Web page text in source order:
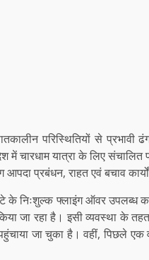
परिस्थितियों से प्रभावी
यात्रा के लिए संचालित
प्रबंधन, राहत एवं बचाव कार्यों
के निःशुल्क फ्लाइंग ऑवर उपलब्ध
किया जा रहा है। इसी व्यवस्था
जा चुका है। वहीं, पिछले एक